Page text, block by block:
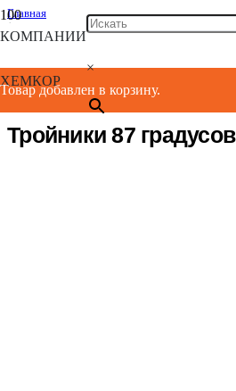
КОМПАНИИ
ХЕМКОР
×
Товар добавлен в корзину.
Главная
/
Каталог
Фасонные канализационные изделия
/
Тройники 87 градусов
Тройники 87 градусов